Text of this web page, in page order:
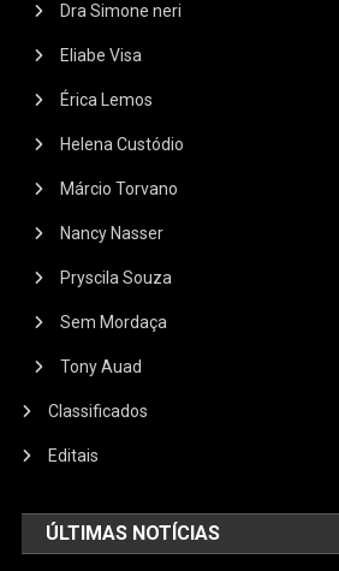
Dra Simone neri
Eliabe Visa
Érica Lemos
Helena Custódio
Márcio Torvano
Nancy Nasser
Pryscila Souza
Sem Mordaça
Tony Auad
Classificados
Editais
ÚLTIMAS NOTÍCIAS